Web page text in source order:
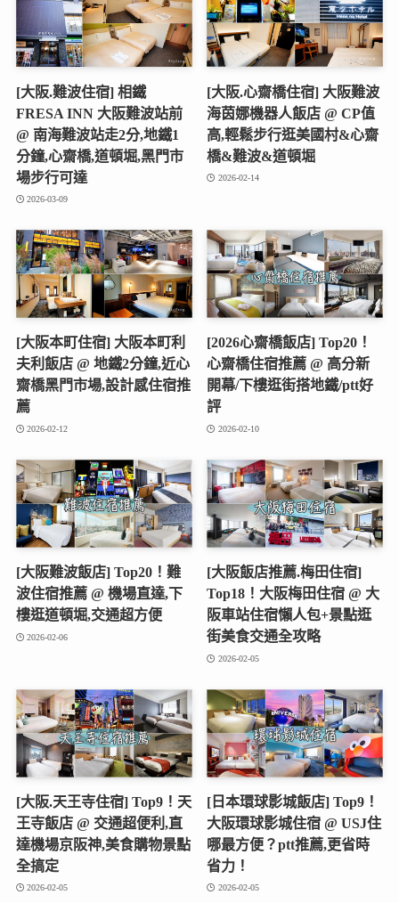
[大阪.難波住宿] 相鐵
FRESA INN 大阪難波站前
@ 南海難波站走2分,地鐵1
分鐘,心齋橋,道頓堀,黑門市
場步行可達
2026-03-09
[大阪.心齋橋住宿] 大阪難波
海茵娜機器人飯店 @ CP值
高,輕鬆步行逛美國村&心齋
橋&難波&道頓堀
2026-02-14
[大阪本町住宿] 大阪本町利
夫利飯店 @ 地鐵2分鐘,近心
齋橋黑門市場,設計感住宿推
薦
2026-02-12
[2026心齋橋飯店] Top20！
心齋橋住宿推薦 @ 高分新
開幕/下樓逛街搭地鐵/ptt好
評
2026-02-10
[大阪難波飯店] Top20！難
波住宿推薦 @ 機場直達,下
樓逛道頓堀,交通超方便
2026-02-06
[大阪飯店推薦.梅田住宿]
Top18！大阪梅田住宿 @ 大
阪車站住宿懶人包+景點逛
街美食交通全攻略
2026-02-05
[大阪.天王寺住宿] Top9！天
王寺飯店 @ 交通超便利,直
達機場京阪神,美食購物景點
全搞定
2026-02-05
[日本環球影城飯店] Top9！
大阪環球影城住宿 @ USJ住
哪最方便？ptt推薦,更省時
省力！
2026-02-05